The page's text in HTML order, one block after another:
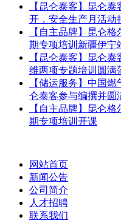
【昆仑泰客】昆仑
开，安全生产月活动
【自主品牌】昆仑
期专项培训新疆伊宁
【昆仑泰客】昆仑
维两项专题培训圆满
【储运服务】中国
仑泰客参与编撰并圆
【自主品牌】昆仑
期专项培训开课
网站首页
新闻公告
公司简介
人才招聘
联系我们